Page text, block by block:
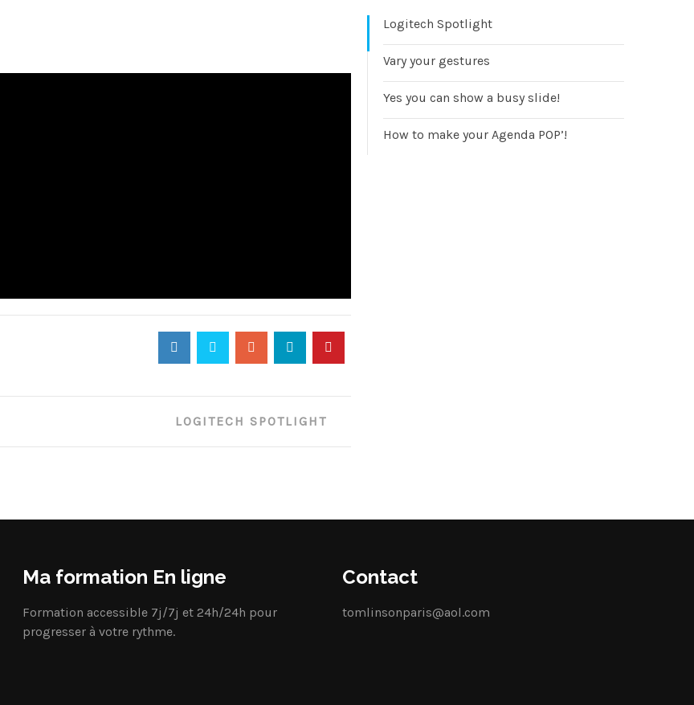
LOGITECH SPOTLIGHT
Logitech Spotlight
Vary your gestures
Yes you can show a busy slide!
How to make your Agenda POP’!
Ma formation En ligne
Formation accessible 7j/7j et 24h/24h pour
progresser à votre rythme.
Contact
tomlinsonparis@aol.com